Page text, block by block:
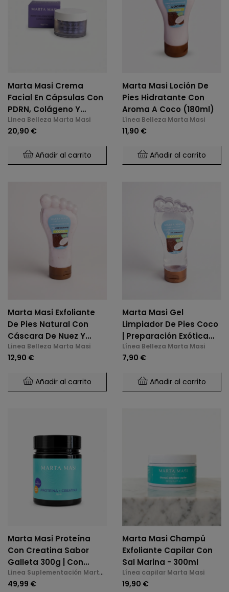
Marta Masi Crema
Facial En Cápsulas Con
PDRN, Colágeno Y
Escualano
Línea Belleza Marta Masi
20,90 €
Añadir al carrito
Marta Masi Loción De
Pies Hidratante Con
Aroma A Coco (180ml)
Línea Belleza Marta Masi
11,90 €
Añadir al carrito
Marta Masi Exfoliante
De Pies Natural Con
Cáscara De Nuez Y
Coco (180ml)
Línea Belleza Marta Masi
12,90 €
Añadir al carrito
Marta Masi Gel
Limpiador De Pies Coco
| Preparación Exótica
(180ml)
Línea Belleza Marta Masi
7,90 €
Añadir al carrito
Marta Masi Proteína
Con Creatina Sabor
Galleta 300g | Con
DigeZyme® Para Masa
Muscular Y Rendimiento
Línea Suplementación Marta
Masi
49,99 €
Marta Masi Champú
Exfoliante Capilar Con
Sal Marina - 300ml
Línea capilar Marta Masi
19,90 €